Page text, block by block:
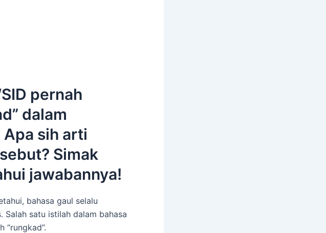
pernah
dalam
sih arti
Simak
jawabannya!
bahasa gaul selalu
Salah satu istilah dalam bahasa
“rungkad”.